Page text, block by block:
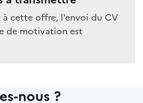
à cette offre, l'envoi du CV
de motivation est
nous ?